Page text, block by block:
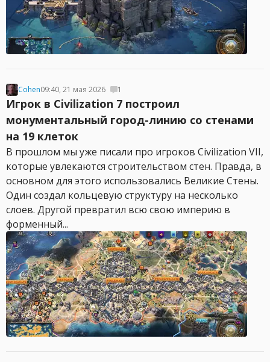
Cohen09:40, 21 мая 2026 1
Игрок в Civilization 7 построил
монументальный город-линию со стенами
на 19 клеток
В прошлом мы уже писали про игроков Civilization VII,
которые увлекаются строительством стен. Правда, в
основном для этого использовались Великие Стены.
Один создал кольцевую структуру на несколько
слоев. Другой превратил всю свою империю в
форменный...